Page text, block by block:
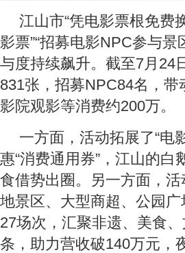
江山市“凭电影票根免费
影票”“招募电影NPC参与
与度持续飙升。截至7月24
831张，招募NPC84名，
影院观影等消费约200万。
一方面，活动拓展了“电
惠“消费通用券”，江山的
食借势出圈。另一方面，
地景区、大型商超、公园
27场次，汇聚非遗、美食
条，助力营收破140万元，